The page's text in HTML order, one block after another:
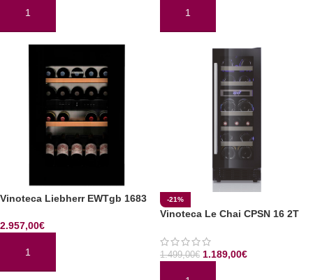
AÑADIR AL CARRITO AÑADIR AL CARRITO
Vinoteca Liebherr EWTgb 1683
2.957,00€
AÑADIR AL CARRITO
-21%
Vinoteca Le Chai CPSN 16 2T
1.499,00€ 1.189,00€